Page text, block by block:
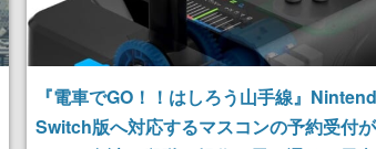
『電車でGO！！はしろう山手線』
Switch版へ対応するマスコンの予約受付